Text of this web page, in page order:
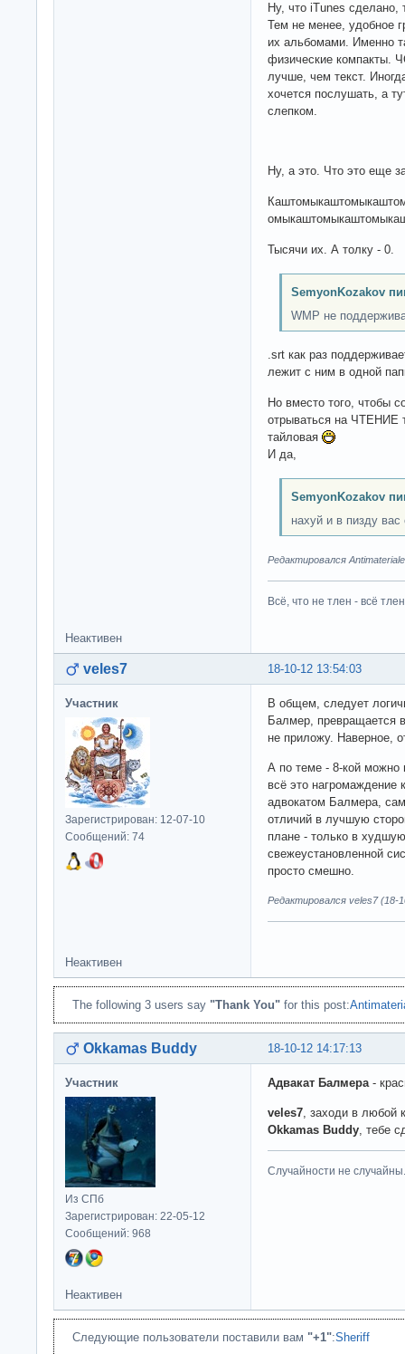
Ну, что iTunes
Тем не менее, удобное
их альбомами. Именно
физические компакты.
лучше, чем текст.
хочется послушать, а
слепком.
Ну, а это. Что это еще
Тысячи их. А толку - 0.
SemyonKozakov
WMP не
.srt как раз
лежит с ним в одной
Но вместо того, чтобы
отрываться на ЧТЕНИЕ
тайловая
И да,
SemyonKozakov
нахуй и в пизду
Редактировался
Всё, что не тлен - всё
Неактивен
18-10-12 13:54:03
veles7
Участник
Зарегистрирован: 12-07-10
Сообщений: 74
В общем, следует
Балмер, превращается
не приложу. Наверное,
А по теме - 8-кой можно
всё это нагромаждение
адвокатом Балмера,
отличий в лучшую
плане - только в
свежеустановленной
просто смешно.
Редактировался veles7 (18-
Неактивен
The following 3 users say "Thank You" for this post:
18-10-12 14:17:13
Okkamas Buddy
Участник
Из СПб
Зарегистрирован: 22-05-12
Сообщений: 968
Адвакат Балмера -
veles7 , заходи в любой
Okkamas Buddy , тебе
Случайности не случайны.
Неактивен
Следующие пользователи поставили вам "+1":Sheriff